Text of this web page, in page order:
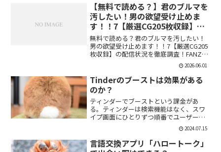
【無料で読める？】君のブルマを
汚したい！男の欲望受け止めま
す！！7【厳選CG205枚収録】
【虚構クラブ】
無料で読める？君のブルマを汚したい！
男の欲望受け止めます！！7【厳選CG205
枚収録】の配信状況を徹底調査！FANZA
での販売形式やサンプル視聴、レビュー
評価もまとめています。今すぐチェッ
ク！【d_544876】
2026.06.01
Tinderのブーストは効果がある
のか？
ティンダーでブーストという課金があ
る。ティンダーは検索機能はなく、スワ
イプ画面にひとりずつ順番でユーザーが
表示される。その順番を優先して表示す
ることができる課金がブーストだ。ブー
スト1つ消費で30分間、ブースト2つ消費
で2時間の優先表示がさ...
2024.07.15
言語交換アプリ「ハロートーク」